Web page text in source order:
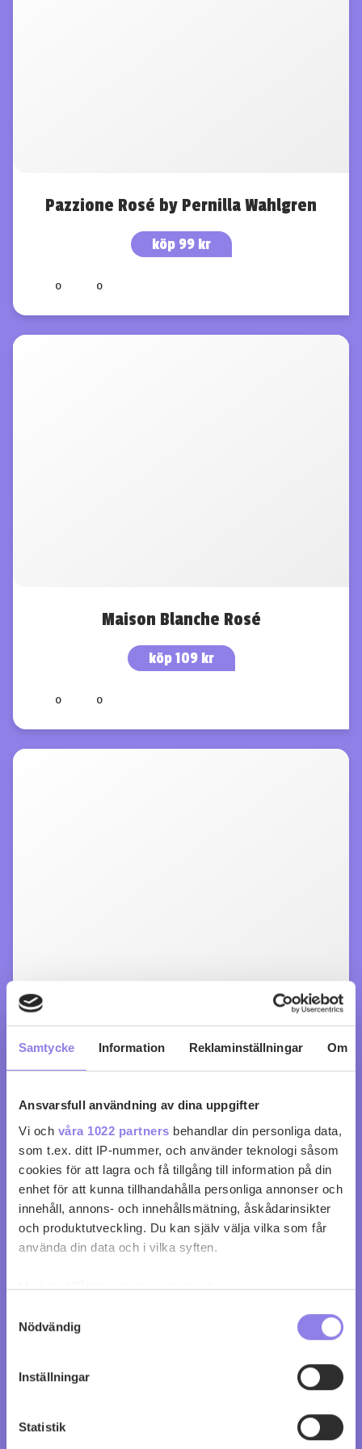
Samtycke Information Reklaminställningar Om
Ansvarsfull användning av dina uppgifter
Vi och våra 1022 partners behandlar din personliga data,
som t.ex. ditt IP-nummer, och använder teknologi såsom
cookies för att lagra och få tillgång till information på din
enhet för att kunna tillhandahålla personliga annonser och
innehåll, annons- och innehållsmätning, åskådarinsikter
och produktutveckling. Du kan själv välja vilka som får
använda din data och i vilka syften.
Med din tillåtelse skulle vi även vilja:
som kan ha en noggrannhet på upp till flera meter
Ta reda på mer om hur dina personliga uppgifter
Du kan ändra eller dra tillbaka ditt samtycke när som
Nödvändig
Inställningar
Statistik
Pazzione Rosé by Pernilla Wahlgren
köp 99 kr
0 0
Maison Blanche Rosé
köp 109 kr
0 0
Cuvée 33 Coteaux Varois en Provence
Rosé Organic
köp 299 kr